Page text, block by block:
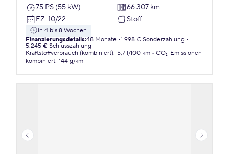
75 PS (55 kW)
66.307 km
EZ: 10/22 Stoff
in 4 bis 8 Wochen
Finanzierungsdetails:48 Monate 1.998 € Sonderzahlung
5.245 € Schlusszahlung
Kraftstoffverbrauch (kombiniert): 5,7 l/100 km
CO₂-Emissionen
kombiniert: 144 g/km